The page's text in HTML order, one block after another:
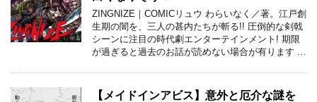
ZINGNIZE｜COMICリュウ わらいなく／著。江戸創
生期の闇を、三人の甚内たちが斬る!! 圧倒的な剣戟
シーンに注目の時代劇エンターテインメント! 期限
が過ぎると過去のお話が読めない場合が有ります …
【メイドインアビス】意外と厄介な謎を